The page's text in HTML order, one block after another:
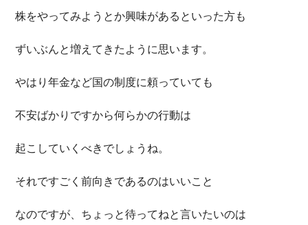
株をやってみようとか興味があるといった方も
ずいぶんと増えてきたように思います。
やはり年金など国の制度に頼っていても
不安ばかりですから何らかの行動は
起こしていくべきでしょうね。
それですごく前向きであるのはいいこと
なのですが、ちょっと待ってねと言いたいのは